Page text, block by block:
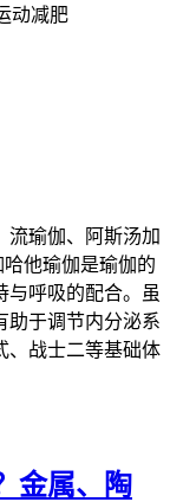
动减肥
流瑜伽、阿斯汤加
他瑜伽是瑜伽的
与呼吸的配合。虽
助于调节内分泌系
、战士二等基础体
金属、陶